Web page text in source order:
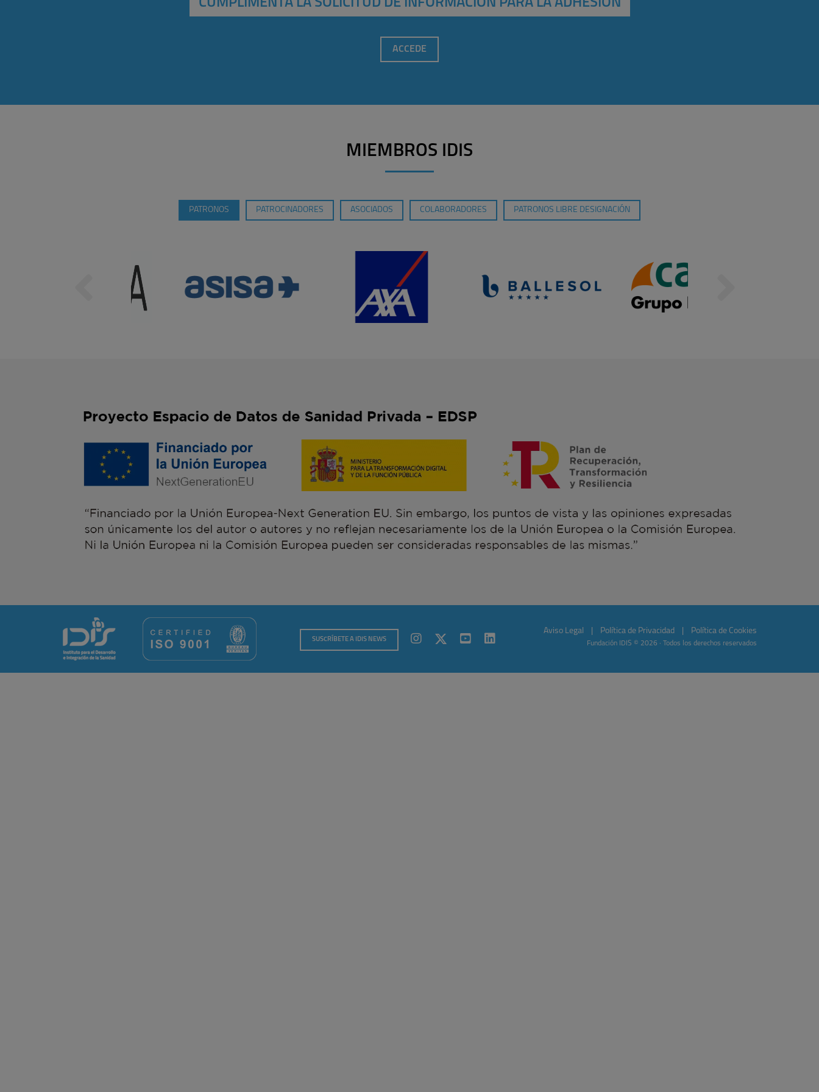
CUMPLIMENTA LA SOLICITUD DE INFORMACIÓN PARA LA ADHESIÓN
ACCEDE
MIEMBROS IDIS
PATRONOS PATROCINADORES ASOCIADOS COLABORADORES PATRONOS LIBRE DESIGNACIÓN
SUSCRÍBETE A IDIS NEWS
Aviso Legal Política de Privacidad Política de Cookies
Fundación IDIS © 2026 · Todos los derechos reservados